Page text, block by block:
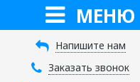
МЕНЮ
Напишите нам
Заказать звонок